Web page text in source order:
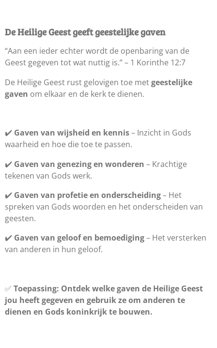
De Heilige Geest geeft geestelijke gaven
“Aan een ieder echter wordt de openbaring van de
Geest gegeven tot wat nuttig is.” – 1 Korinthe 12:7
De Heilige Geest rust gelovigen toe metgeestelijke
gaven om elkaar en de kerk te dienen.
✔️ Gaven van wijsheid en kennis– Inzicht in Gods
waarheid en hoe die toe te passen.
✔️ Gaven van genezing en wonderen – Krachtige
tekenen van Gods werk.
✔️ Gaven van profetie en onderscheiding– Het
spreken van Gods woorden en het onderscheiden van
geesten.
✔️ Gaven van geloof en bemoediging– Het versterken
van anderen in hun geloof.
✅ Toepassing: Ontdek welke gaven de Heilige Geest
jou heeft gegeven en gebruik ze om anderen te
dienen en Gods koninkrijk te bouwen.